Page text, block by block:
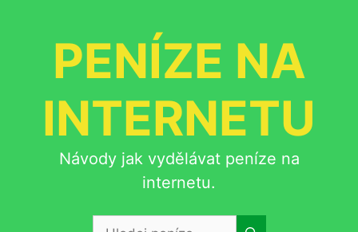
PENÍZE NA
INTERNETU
Návody jak vydělávat peníze na
internetu.